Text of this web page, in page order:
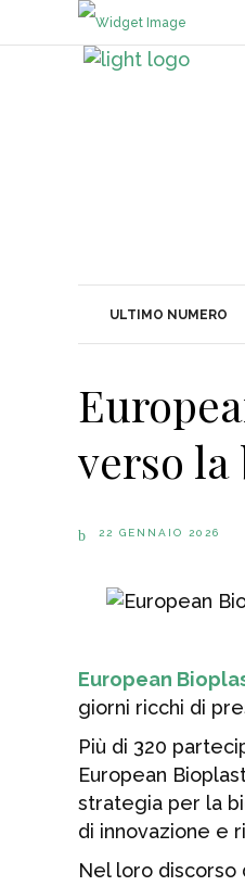
ULTIMO NUMERO
verso
22 GENNAIO 2026
European
giorni ricchi di
Più di 320
European
strategia per la
di innovazione e
Nel loro discorso